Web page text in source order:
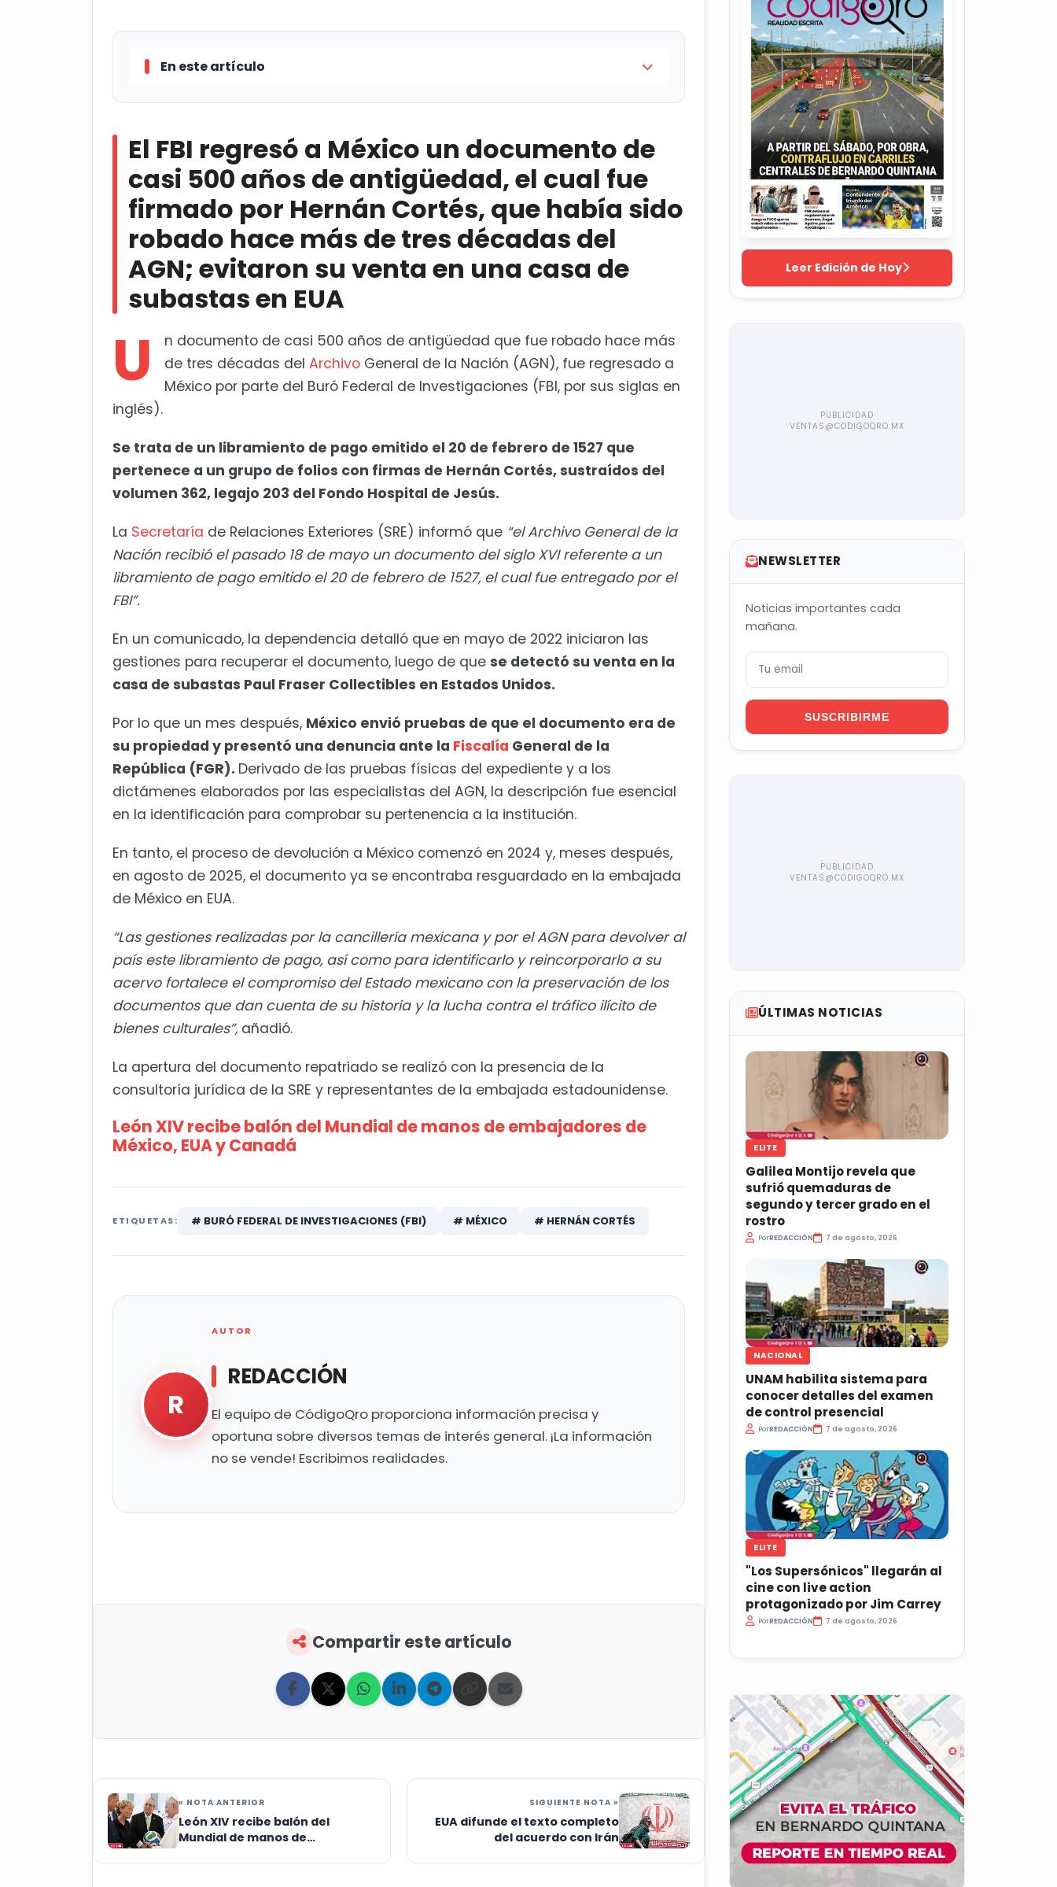
En este artículo
evitaron su venta en una casa de subastas en EUA
León XIV recibe balón del Mundial de manos de embajadores de México, EUA y
El FBI regresó a México un documento de
casi 500 años de antigüedad, el cual fue
firmado por Hernán Cortés, que había sido
robado hace más de tres décadas del
AGN; evitaron su venta en una casa de
subastas en EUA
U
n documento de casi 500 años de antigüedad que fue robado hace más
de tres décadas del Archivo General de la Nación (AGN), fue regresado a
México por parte del Buró Federal de Investigaciones (FBI, por sus siglas en
inglés).
Se trata de un libramiento de pago emitido el 20 de febrero de 1527 que
pertenece a un grupo de folios con firmas de Hernán Cortés, sustraídos del
volumen 362, legajo 203 del Fondo Hospital de Jesús.
La Secretaría de Relaciones Exteriores (SRE) informó que “el Archivo General de la
Nación recibió el pasado 18 de mayo un documento del siglo XVI referente a un
libramiento de pago emitido el 20 de febrero de 1527, el cual fue entregado por el
FBI”.
En un comunicado, la dependencia detalló que en mayo de 2022 iniciaron las
gestiones para recuperar el documento, luego de que se detectó su venta en la
casa de subastas Paul Fraser Collectibles en Estados Unidos.
Por lo que un mes después, México envió pruebas de que el documento era de
su propiedad y presentó una denuncia ante la Fiscalía General de la
República (FGR). Derivado de las pruebas físicas del expediente y a los
dictámenes elaborados por las especialistas del AGN, la descripción fue esencial
en la identificación para comprobar su pertenencia a la institución.
En tanto, el proceso de devolución a México comenzó en 2024 y, meses después,
en agosto de 2025, el documento ya se encontraba resguardado en la embajada
de México en EUA.
“Las gestiones realizadas por la cancillería mexicana y por el AGN para devolver al
país este libramiento de pago, así como para identificarlo y reincorporarlo a su
acervo fortalece el compromiso del Estado mexicano con la preservación de los
documentos que dan cuenta de su historia y la lucha contra el tráfico ilícito de
bienes culturales”,añadió.
La apertura del documento repatriado se realizó con la presencia de la
consultoría jurídica de la SRE y representantes de la embajada estadounidense.
León XIV recibe balón del Mundial de manos de embajadores de
México, EUA y Canadá
ETIQUETAS: # BURÓ FEDERAL DE INVESTIGACIONES (FBI) # MÉXICO # HERNÁN CORTÉS
R
AUTOR
REDACCIÓN
El equipo de CódigoQro proporciona información precisa y
oportuna sobre diversos temas de interés general. ¡La información
no se vende! Escribimos realidades.
Compartir este artículo
« NOTA ANTERIOR
León XIV recibe balón del
Mundial de manos de
SIGUIENTE NOTA »
EUA difunde el texto completo
del acuerdo con Irán
Leer Edición de Hoy
NEWSLETTER
Noticias importantes cada
mañana.
SUSCRIBIRME
ÚLTIMAS NOTICIAS
ELITE
Galilea Montijo revela que
sufrió quemaduras de
segundo y tercer grado en el
rostro
PorREDACCIÓN 7 de agosto, 2026
NACIONAL
UNAM habilita sistema para
conocer detalles del examen
de control presencial
PorREDACCIÓN 7 de agosto, 2026
ELITE
"Los Supersónicos" llegarán al
cine con live action
protagonizado por Jim Carrey
PorREDACCIÓN 7 de agosto, 2026